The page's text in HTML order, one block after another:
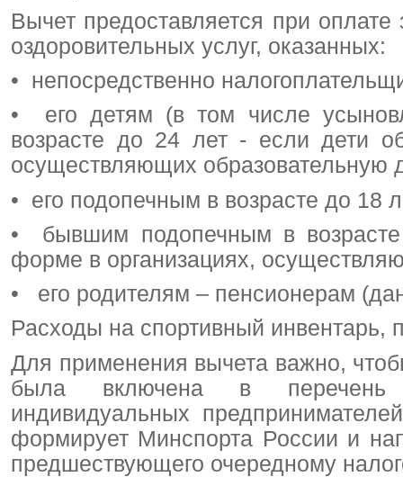
Вычет предоставляется при оплате
оздоровительных услуг, оказанных:
• непосредственно
• его детям (в том числе
возрасте до 24 лет - если дети
осуществляющих образовательную
• его подопечным в возрасте до 18
• бывшим подопечным в
форме в организациях,
• его родителям – пенсионерам
Расходы на спортивный инвентарь,
Для применения вычета важно,
была включена в перечень
индивидуальных
формирует Минспорта России и
предшествующего очередному